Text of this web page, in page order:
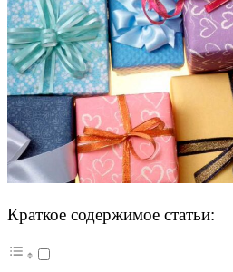
Краткое содержимое статьи: